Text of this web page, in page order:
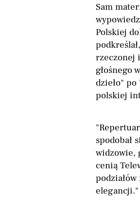
Sam
Polskiej
rzeczonej
głośnego
dzieło"
polskiej
spodobał
widzowie,
cenią
elegancji."